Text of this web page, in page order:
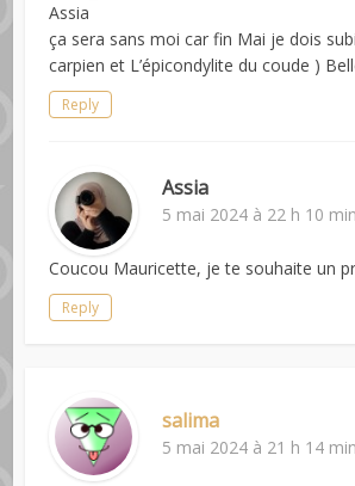
Assia
ça sera sans moi car fin Mai je dois
carpien et L’épicondylite du coude )
Reply
Assia
5 mai 2024 à 22 h 10 min
Coucou Mauricette, je te souhaite un
Reply
salima
5 mai 2024 à 21 h 14 min